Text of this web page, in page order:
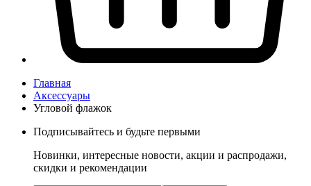
Главная
Аксессуары
Угловой флажок
Подписывайтесь и будьте первыми
Новинки, интересные новости, акции и распродажи,
скидки и рекомендации